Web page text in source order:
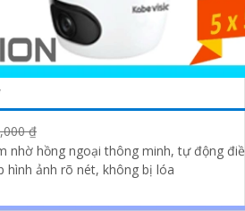
₫
nhờ hồng ngoại thông minh, tự động
hình ảnh rõ nét, không bị lóa